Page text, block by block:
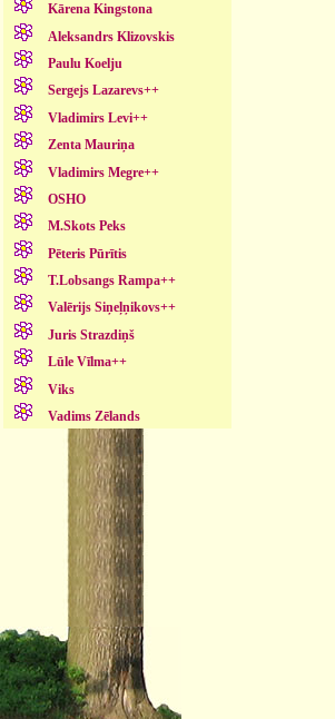
Kārena Kingstona
Aleksandrs Klizovskis
Paulu Koelju
Sergejs Lazarevs++
Vladimirs Levi++
Zenta Mauriņa
Vladimirs Megre++
OSHO
M.Skots Peks
Pēteris Pūrītis
T.Lobsangs Rampa++
Valērijs Siņeļņikovs++
Juris Strazdiņš
Lūle Vīlma++
Viks
Vadims Zēlands